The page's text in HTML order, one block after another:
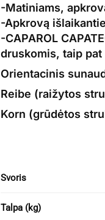
-Matiniams,
-Apkrovą
-CAPAROL
druskomis, taip
Orientacinis
Reibe (raižytos
Korn (grūdėtos
Svoris
Talpa (kg)